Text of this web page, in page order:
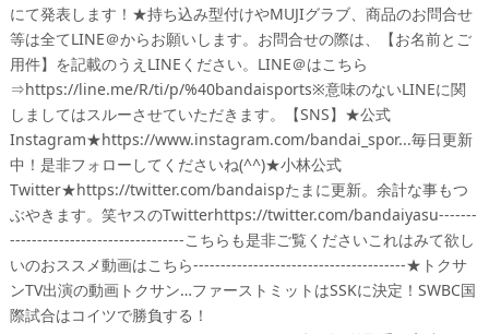
にて発表します！★持ち込み型付けやMUJIグラブ、商品のお問合せ
等は全てLINE＠からお願いします。お問合せの際は、【お名前とご
用件】を記載のうえLINEください。LINE＠はこちら
⇒https://line.me/R/ti/p/%40bandaisports※意味のないLINEに関
しましてはスルーさせていただきます。【SNS】★公式
Instagram★https://www.instagram.com/bandai_spor...毎日更新
中！是非フォローしてくださいね(^^)★小林公式
Twitter★https://twitter.com/bandaispたまに更新。余計な事もつ
ぶやきます。笑ヤスのTwitterhttps://twitter.com/bandaiyasu-------
--------------------------------こちらも是非ご覧くださいこれはみて欲し
いのおススメ動画はこちら---------------------------------------★トクサ
ンTV出演の動画トクサン…ファーストミットはSSKに決定！SWBC国
際試合はコイツで勝負する！